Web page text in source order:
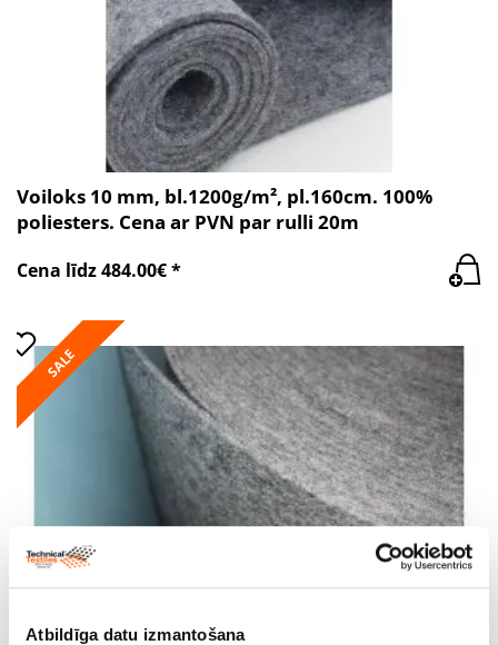
Atbildīga datu izmantošana
Voiloks 10 mm, bl.1200g/m², pl.160cm. 100%
poliesters. Cena ar PVN par rulli 20m
Cena līdz 484.00€ *
SALE